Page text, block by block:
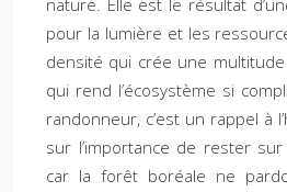
nature. Elle est le résultat
pour la lumière et les
densité qui crée une
qui rend l’écosystème si
randonneur, c’est un rappel à
sur l’importance de rester
car la forêt boréale ne